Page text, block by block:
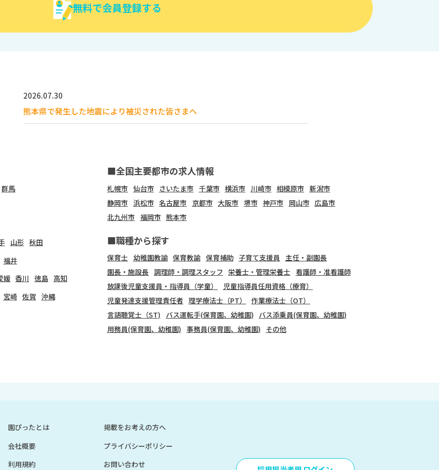
無料で会員登録する
2026.07.30
熊本県で発生した地震により被災された皆さまへ
群馬
山形 秋田
福井
媛 香川 徳島 高知
宮崎 佐賀 沖縄
■全国主要都市の求人情報
札幌市 仙台市 さいたま市 千葉市 横浜市 川崎市 相模原市 新潟市
静岡市 浜松市 名古屋市 京都市 大阪市 堺市 神戸市 岡山市 広島市
北九州市 福岡市 熊本市
■職種から探す
保育士 幼稚園教諭 保育教諭 保育補助 子育て支援員
主任・副園長
園長・施設長 調理師・調理スタッフ 栄養士・管理栄養士 看護師・准看護師
放課後児童支援員・指導員（学童）
児童指導員任用資格（療育）
児童発達支援管理責任者 理学療法士（PT）
作業療法士（OT）
言語聴覚士（ST)
バス運転手(保育園、幼稚園) バス添乗員(保育園、幼稚園)
用務員(保育園、幼稚園) 事務員(保育園、幼稚園) その他
園ぴったとは
掲載をお考えの方へ
会社概要
プライバシーポリシー
利用規約
お問い合わせ